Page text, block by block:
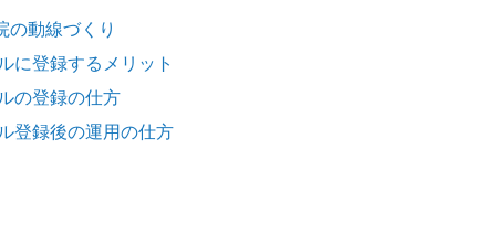
の動線づくり
に登録するメリット
の登録の仕方
登録後の運用の仕方